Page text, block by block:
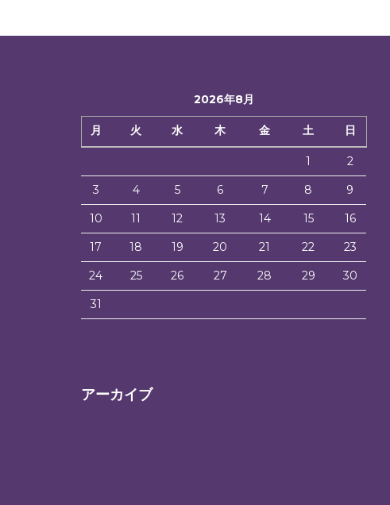
2026年8月
月 火 水 木 金 土 日
1
2
3
4 5 6 7 8
9
10
11 12 13 14 15
16
17
18 19 20 21 22
23
24
25 26 27 28 29
30
31
アーカイブ